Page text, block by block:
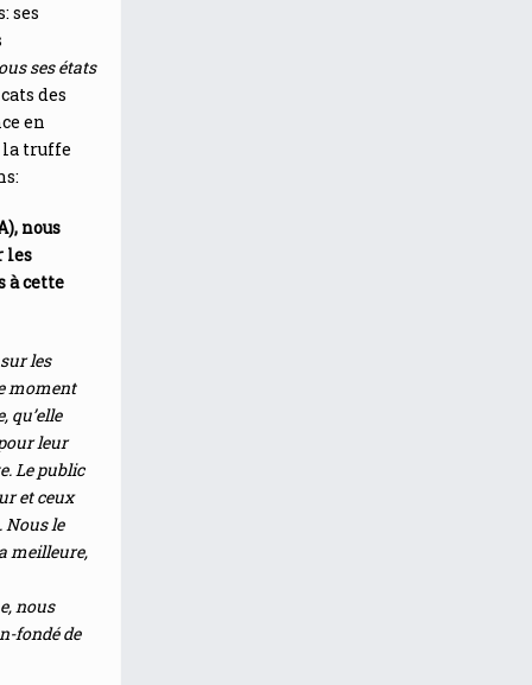
ses
ses états
des
en
la truffe
nous
les
à cette
les
moment
qu’elle
leur
Le public
et ceux
Nous le
meilleure,
nous
fondé de